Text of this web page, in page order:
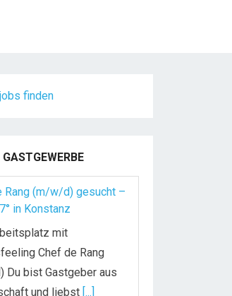
Rang (m/w/d) gesucht –
in Konstanz
mit
Chef de Rang
Du bist Gastgeber aus
und liebst [...]